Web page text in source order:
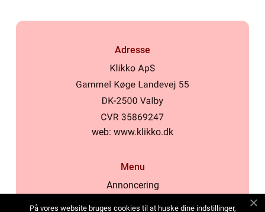
Adresse
web: www.klikko.dk
Menu
Annoncering
På vores website bruges cookies til at huske dine indstillinger,